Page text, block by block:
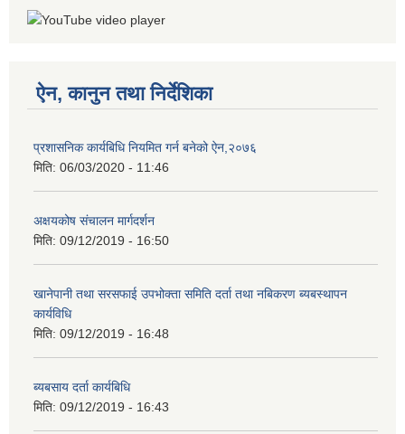
ऐन, कानुन तथा निर्देशिका
प्रशासनिक कार्यबिधि नियमित गर्न बनेको ऐन,२०७६
मिति: 06/03/2020 - 11:46
अक्षयकोष संचालन मार्गदर्शन
मिति: 09/12/2019 - 16:50
खानेपानी तथा सरसफाई उपभोक्ता समिति दर्ता तथा नबिकरण ब्यबस्थापन
कार्यविधि
मिति: 09/12/2019 - 16:48
ब्यबसाय दर्ता कार्यबिधि
मिति: 09/12/2019 - 16:43